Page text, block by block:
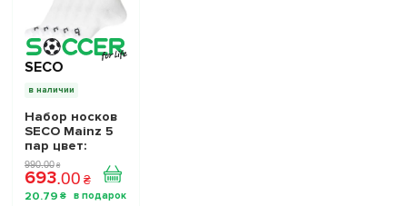
SECO
в наличии
Набор носков
SECO Mainz 5
пар цвет:
белый
990.00 ₴
693.00 ₴
20.79 ₴